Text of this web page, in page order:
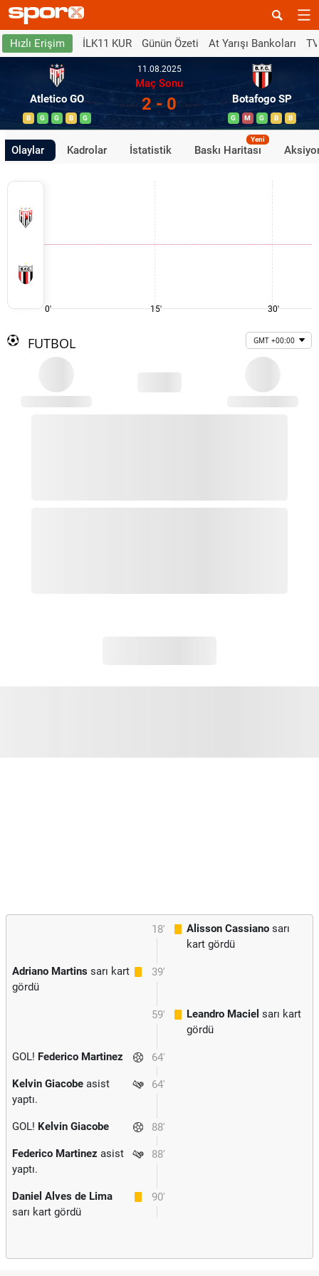
Hızlı Erişim İLK11 KUR Günün Özeti At Yarışı Bankoları
Atletico GO
B G G B G
11.08.2025
Maç Sonu
2 - 0 Botafogo SP
G M G B B
Olaylar Kadrolar İstatistik Baskı Haritası
Yeni
0' 15' 30'
FUTBOL GMT +00:00
18' Alisson Cassiano sarı
kart gördü
39'
Adriano Martins sarı kart
gördü
59' Leandro Maciel sarı kart
gördü
64'
GOL! Federico Martinez
64'
Kelvin Giacobe asist
yaptı.
88'
GOL! Kelvin Giacobe
88'
Federico Martinez asist
yaptı.
90'
Daniel Alves de Lima
sarı kart gördü